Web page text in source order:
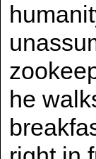
he